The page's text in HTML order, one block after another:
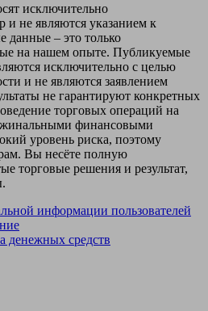
исключительно
не являются указанием к
данные – это только
на нашем опыте. Публикуемые
исключительно с целью
и не являются заявлением
не гарантируют конкретных
торговых операций на
финансовыми
уровень риска, поэтому
Вы несёте полную
торговые решения и результат,
информации пользователей
денежных средств